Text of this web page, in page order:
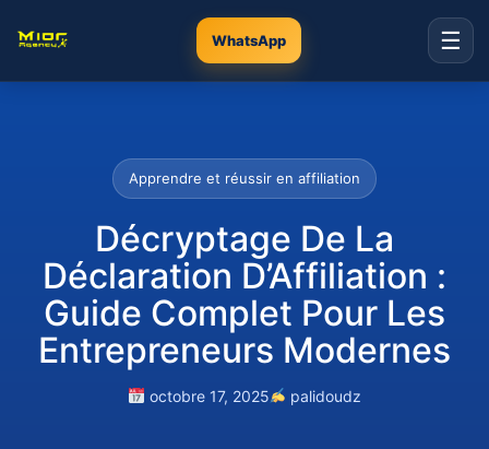
WhatsApp ☰
Apprendre et réussir en affiliation
Décryptage De La
Déclaration D’Affiliation :
Guide Complet Pour Les
Entrepreneurs Modernes
octobre 17, 2025 palidoudz